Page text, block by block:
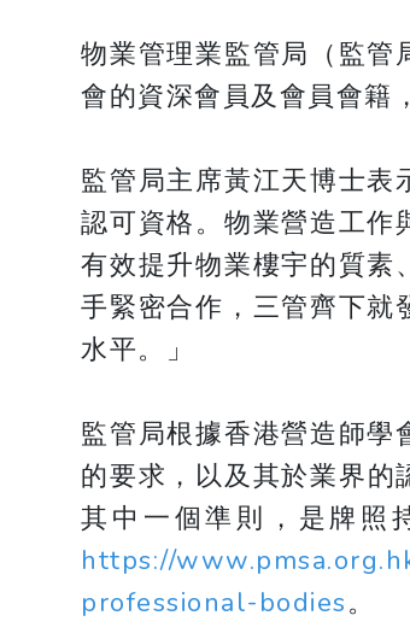
物業管理業監管局（監管
會的資深會員及會員會籍
監管局主席黃江天博士表
認可資格。物業營造工作
有效提升物業樓宇的質素
手緊密合作，三管齊下就
水平。」
監管局根據香港營造師學
的要求，以及其於業界
其中一個準則，是牌照
https://
professional-bodies。